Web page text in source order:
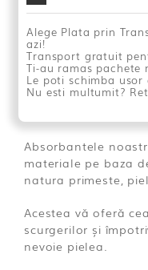
buc
Alege Plata prin
azi!
Transport gratuit
Ti-au ramas pachete
Le poti schimba
Nu esti multumit?
Absorbantele
materiale pe baza
natura primeste,
Acestea vă oferă
scurgerilor și
nevoie pielea.